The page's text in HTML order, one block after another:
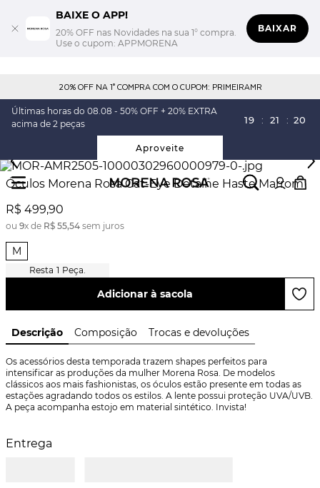
BAIXE O APP!
20% OFF nas Novidades na sua 1° compra.
Use o cupom: APPMORENA
BAIXAR
20% OFF NA 1° COMPRA COM O CUPOM: PRIMEIRAMR
Últimas horas do 08.08 - 50% OFF + 20% EXTRA
acima de 2 peças
19 : 21 : 20
Aproveite
Óculos Morena Rosa Cat-Eye Detalhe Haste Marrom
R$ 499,90
ou 9x de R$ 55,54 sem juros
M
1 Peça.
Adicionar à sacola
Descrição Composição Trocas e devoluções
Os acessórios desta temporada trazem shapes perfeitos para
intensificar as produções da mulher Morena Rosa. De modelos
clássicos aos mais fashionistas, os óculos estão presente em todas as
estações agradando todos os estilos. A lente possui proteção UVA/UVB.
A peça acompanha estojo em material sintético. Invista!
Entrega